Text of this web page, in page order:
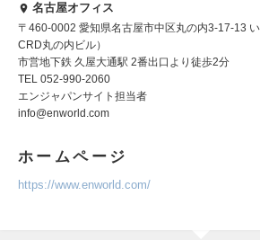
名古屋オフィス
〒460-0002 愛知県名古屋市中区丸の内3-17-13
CRD丸の内ビル）
市営地下鉄 久屋大通駅 2番出口より徒歩2分
TEL 052-990-2060
エンジャパンサイト担当者
info@enworld.com
ホームページ
https://www.enworld.com/